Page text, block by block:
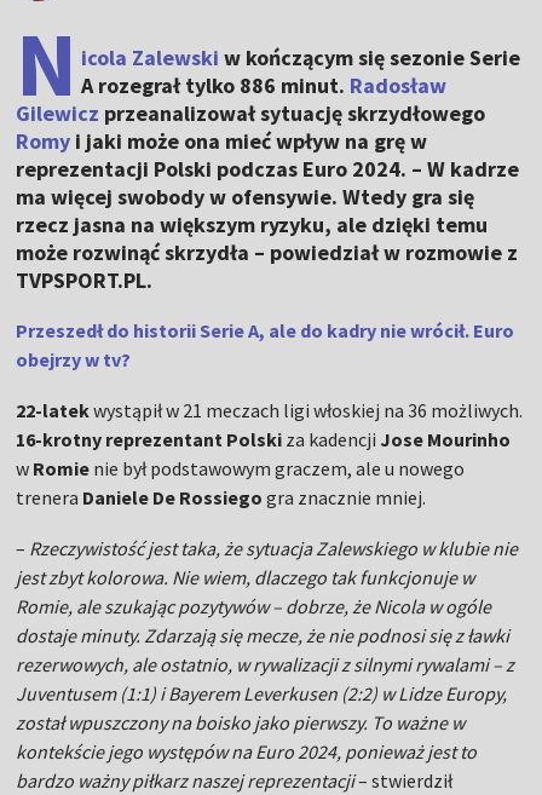
N icola Zalewski w kończącym się sezonie Serie
A rozegrał tylko 886 minut. Radosław
Gilewicz przeanalizował sytuację skrzydłowego
Romy i jaki może ona mieć wpływ na grę w
reprezentacji Polski podczas Euro 2024. – W kadrze
ma więcej swobody w ofensywie. Wtedy gra się
rzecz jasna na większym ryzyku, ale dzięki temu
może rozwinąć skrzydła – powiedział w rozmowie z
TVPSPORT.PL.
Przeszedł do historii Serie A, ale do kadry nie wrócił. Euro
obejrzy w tv?
22-latekwystąpił w 21 meczach ligi włoskiej na 36 możliwych.
16-krotny reprezentant Polski za kadencji Jose Mourinho
w Romie nie był podstawowym graczem, ale u nowego
trenera Daniele De Rossiego gra znacznie mniej.
– Rzeczywistość jest taka, że sytuacja Zalewskiego w klubie nie
jest zbyt kolorowa. Nie wiem, dlaczego tak funkcjonuje w
Romie, ale szukając pozytywów – dobrze, że Nicola w ogóle
dostaje minuty. Zdarzają się mecze, że nie podnosi się z ławki
rezerwowych, ale ostatnio, w rywalizacji z silnymi rywalami – z
Juventusem (1:1) i Bayerem Leverkusen (2:2) w Lidze Europy,
został wpuszczony na boisko jako pierwszy. To ważne w
kontekście jego występów na Euro 2024, ponieważ jest to
bardzo ważny piłkarz naszej reprezentacji– stwierdził